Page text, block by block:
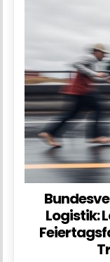
Logistik: